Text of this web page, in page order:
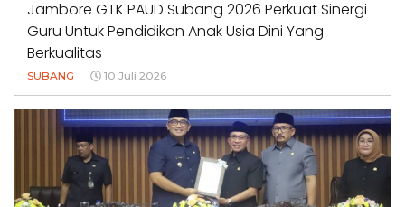
Jambore GTK PAUD Subang 2026 Perkuat Sinergi
Guru Untuk Pendidikan Anak Usia Dini Yang
Berkualitas
SUBANG 10 Juli 2026